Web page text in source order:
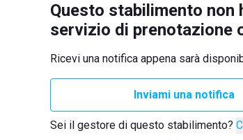
Questo stabilimento non
servizio di prenotazione
Ricevi una notifica appena sarà
Inviami una notifica
Sei il gestore di questo stabilimento?